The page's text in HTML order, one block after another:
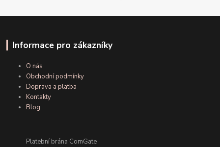
Informace pro zákazníky
O nás
Obchodní podmínky
Doprava a platba
Kontakty
Blog
Platební brána ComGate